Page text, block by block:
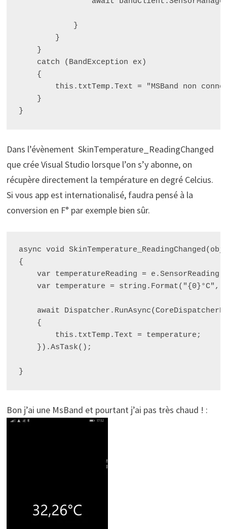
            }
        }
    }
    catch (BandException ex)
    {
this.txtTemp.Text = "MSBand non
    }
Dans l’évènement SkinTemperature_ReadingChanged
que crée Visual Studio lorsque l’on s’y abonne, on
récupère directement la température en degré Celcius.
Si vous app est internationalisé, faudra pensé à la
conversion en F° par exemple bien sûr.
async void
{
    var temperatureReading = e.SensorReading;
var temperature = string.Format("{0}°C",
await
    {
        this.txtTemp.Text = temperature;
    }).AsTask();
}
Bon j’ai une MsBand et pourtant j’ai pas très chaud ! :